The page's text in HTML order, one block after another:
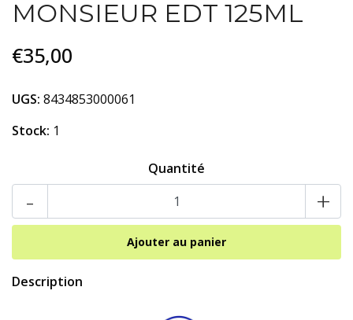
MONSIEUR EDT 125ML
€35,00
UGS: 8434853000061
Stock: 1
Quantité
- +
Description